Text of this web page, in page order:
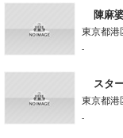
陳麻
東京都港
-
スタ
東京都港
-